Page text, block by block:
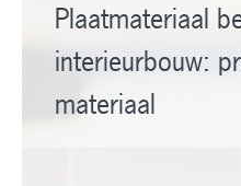
Plaatmateriaal
interieurbouw:
materiaal